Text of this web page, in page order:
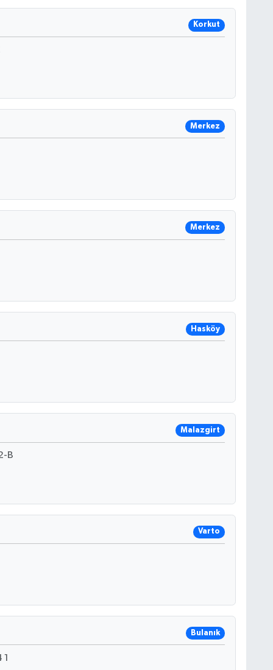
Korkut
Merkez
Merkez
Hasköy
Malazgirt
B
Varto
Bulanık